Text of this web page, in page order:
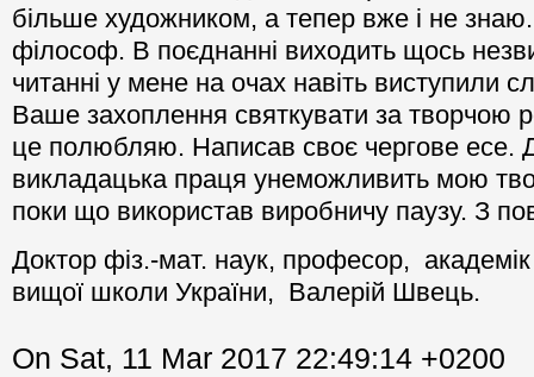
більше художником, а тепер вже і не
філософ. В поєднанні виходить щось
читанні у мене на очах навіть виступили
Ваше захоплення святкувати за творчою
це полюбляю. Написав своє чергове есе.
викладацька праця унеможливить мою
поки що використав виробничу паузу. З
Доктор фіз.-мат. наук, професор, академік
вищої школи України, Валерій Швець.
On Sat, 11 Mar 2017 22:49:14 +0200